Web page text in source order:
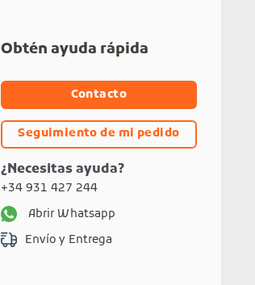
Obtén ayuda rápida
Contacto
Seguimiento de mi pedido
¿Necesitas ayuda?
+34 931 427 244
Abrir Whatsapp
Envío y Entrega